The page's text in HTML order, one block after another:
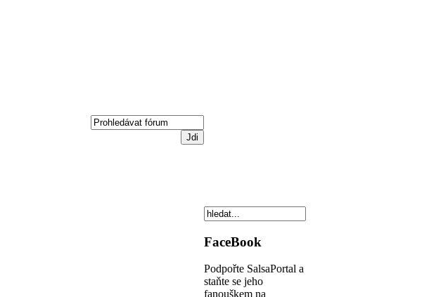
FaceBook
Podpořte SalsaPortal a
staňte se jeho
fanouškem na